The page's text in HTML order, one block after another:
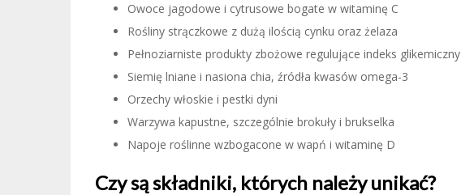
Owoce jagodowe i cytrusowe bogate w witaminę C
Rośliny strączkowe z dużą ilością cynku oraz żelaza
Pełnoziarniste produkty zbożowe regulujące indeks glikemiczny
Siemię lniane i nasiona chia, źródła kwasów omega-3
Orzechy włoskie i pestki dyni
Warzywa kapustne, szczególnie brokuły i brukselka
Napoje roślinne wzbogacone w wapń i witaminę D
Czy są składniki, których należy unikać?